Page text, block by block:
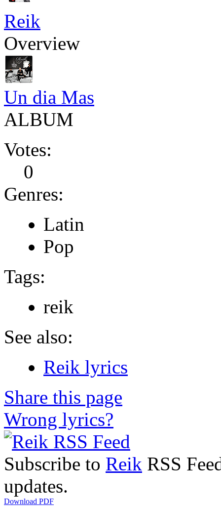
Reik
Overview
Un dia Mas
ALBUM
Votes:
0
Genres:
Latin
Pop
Tags:
reik
See also:
Reik lyrics
Share this page
Wrong lyrics?
Subscribe to Reik RSS
updates.
Download PDF